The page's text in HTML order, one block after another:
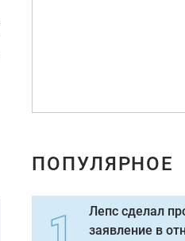
ПОПУЛЯРНОЕ
Лепс сделал
заявление в